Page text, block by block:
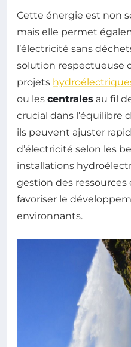
Cette énergie est non
mais elle permet
l’électricité sans
solution respectueuse
projets
ou les centrales au fil
crucial dans l’équilibre
ils peuvent ajuster
d’électricité selon les
installations
gestion des
favoriser le
environnants.